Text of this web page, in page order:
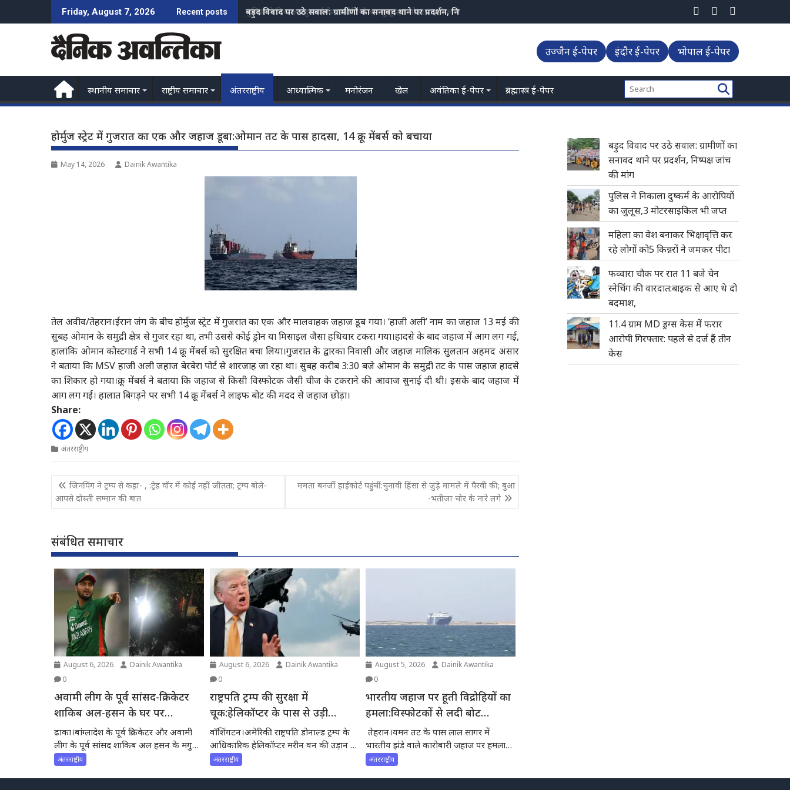
to
Friday, August 7, 2026 Recent posts पुलिस ने निकाला दुष्कर्म के आरोपियों का जुलूस,3 मोटरसाइकिल भी जप्त
उज्जैन ई-पेपर इंदौर ई-पेपर भोपाल ई-पेपर
स्थानीय समाचार राष्ट्रीय समाचार अंतरराष्ट्रीय आध्यात्मिक मनोरंजन खेल अवंतिका ई-पेपर ब्रह्मास्त्र ई-पेपर
होर्मुज स्ट्रेट में गुजरात का एक और जहाज डूबा:ओमान तट के पास हादसा, 14 क्रू मेंबर्स को बचाया
May 14, 2026 Dainik Awantika
तेल अवीव/तेहरान।ईरान जंग के बीच होर्मुज स्ट्रेट में गुजरात का एक और मालवाहक जहाज डूब गया। ‘हाजी अली’ नाम का जहाज 13 मई की
सुबह ओमान के समुद्री क्षेत्र से गुजर रहा था, तभी उससे कोई ड्रोन या मिसाइल जैसा हथियार टकरा गया।हादसे के बाद जहाज में आग लग गई,
हालांकि ओमान कोस्टगार्ड ने सभी 14 क्रू मेंबर्स को सुरक्षित बचा लिया।गुजरात के द्वारका निवासी और जहाज मालिक सुलतान अहमद अंसार
ने बताया कि MSV हाजी अली जहाज बेरबेरा पोर्ट से शारजाह जा रहा था। सुबह करीब 3:30 बजे ओमान के समुद्री तट के पास जहाज हादसे
का शिकार हो गया।क्रू मेंबर्स ने बताया कि जहाज से किसी विस्फोटक जैसी चीज के टकराने की आवाज सुनाई दी थी। इसके बाद जहाज में
आग लग गई। हालात बिगड़ने पर सभी 14 क्रू मेंबर्स ने लाइफ बोट की मदद से जहाज छोड़ा।
Share:
अंतरराष्ट्रीय
Post
navigation
जिनपिंग ने ट्रम्प से कहा- , :ट्रेड वॉर में कोई नहीं जीतता; ट्रम्प बोले-
आपसे दोस्ती सम्मान की बात
ममता बनर्जी हाईकोर्ट पहुंचीं:चुनावी हिंसा से जुड़े मामले में पैरवी की; बुआ
-भतीजा चोर के नारे लगे
संबंधित समाचार
August 6, 2026
Dainik Awantika
0
अवामी लीग के पूर्व सांसद-क्रिकेटर
शाकिब अल-हसन के घर पर
हमला:पत्थर-पेट्रोल बम फेंके
ढाका।बांग्लादेश के पूर्व क्रिकेटर और अवामी
लीग के पूर्व सांसद शाकिब अल हसन के मगुरा
शहर...
अंतरराष्ट्रीय
August 6, 2026
Dainik Awantika
0
राष्ट्रपति ट्रम्प की सुरक्षा में
चूक:हेलिकॉप्टर के पास से उड़ी
कमर्शियल फ्लाइट, FAA ने की जांच
शुरू
वॉशिंगटन।अमेरिकी राष्ट्रपति डोनाल्ड ट्रम्प के
आधिकारिक हेलिकॉप्टर मरीन वन की उड़ान के
दौरान सुरक्षा में चूक...
अंतरराष्ट्रीय
August 5, 2026
Dainik Awantika
0
भारतीय जहाज पर हूती विद्रोहियों का
हमला:विस्फोटकों से लदी बोट
टकराई,सभी भारतीय सुरक्षित
तेहरान।यमन तट के पास लाल सागर में
भारतीय झंडे वाले कारोबारी जहाज पर हमला
हुआ है।...
अंतरराष्ट्रीय
बड़ुद विवाद पर उठे सवाल: ग्रामीणों का
सनावद थाने पर प्रदर्शन, निष्पक्ष जांच
की मांग
पुलिस ने निकाला दुष्कर्म के आरोपियों
का जुलूस,3 मोटरसाइकिल भी जप्त
महिला का वेश बनाकर भिक्षावृत्ति कर
रहे लोगों को5 किन्नरों ने जमकर पीटा
फव्वारा चौक पर रात 11 बजे चेन
स्नेचिंग की वारदात:बाइक से आए थे दो
बदमाश,
11.4 ग्राम MD ड्रग्स केस में फरार
आरोपी गिरफ्तार: पहले से दर्ज हैं तीन
केस